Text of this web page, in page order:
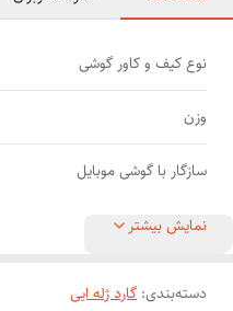
نوع کیف و کاور گوشی
وزن
سازگار با گوشی موبایل
نمایش بیشتر
دسته‌بندی: گارد ژله ایی